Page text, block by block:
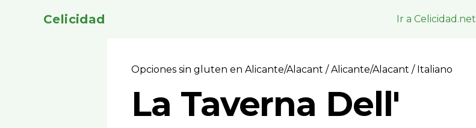
Celicidad Ir a Celicidad.net
Opciones sin gluten en Alicante/Alacant/Alicante/Alacant / Italiano
La Taverna Dell'